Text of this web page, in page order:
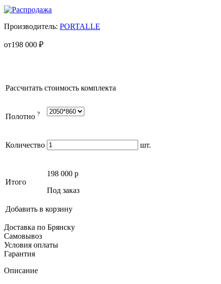
Производитель: PORTALLE
от198 000 ₽
Рассчитать стоимость комплекта
Полотно ?
Количество шт.
Итого
198 000 p
Под заказ
Добавить в корзину
Доставка по Брянску
Самовывоз
Условия оплаты
Гарантия
Описание